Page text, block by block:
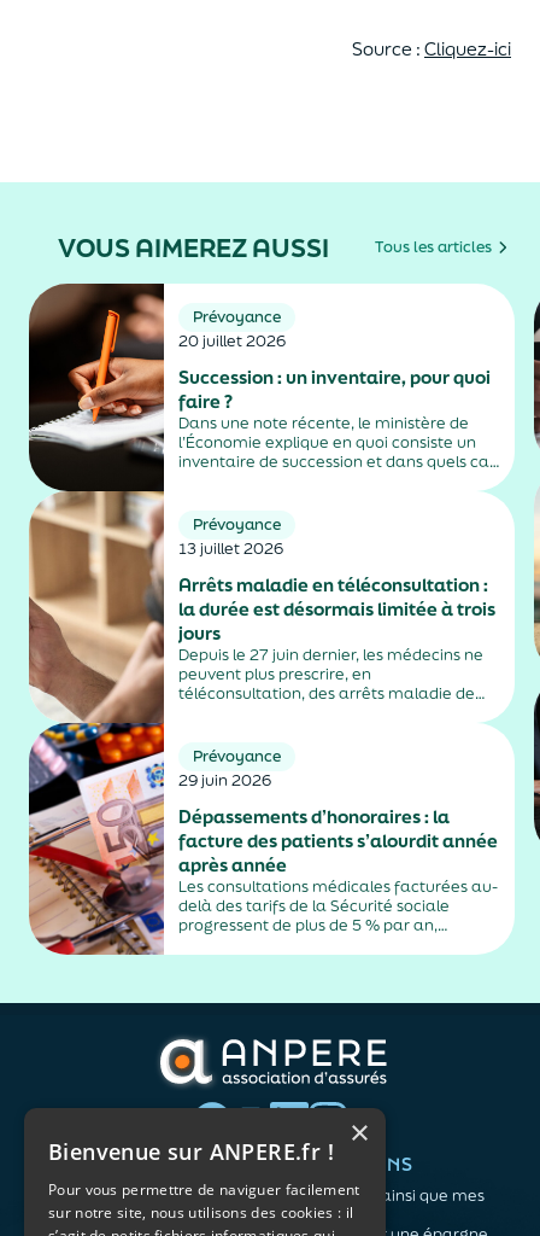
Source : Cliquez-ici
VOUS AIMEREZ AUSSI Tous les articles
Prévoyance
20 juillet 2026
Succession : un inventaire, pour quoi
faire ?
Dans une note récente, le ministère de
l’Économie explique en quoi consiste un
inventaire de succession et dans quels cas
Prévoyance
13 juillet 2026
Arrêts maladie en téléconsultation :
la durée est désormais limitée à trois
jours
Depuis le 27 juin dernier, les médecins ne
peuvent plus prescrire, en
téléconsultation, des arrêts maladie de
sociales et fiscales, s'inscrit dans un
durcissement plus...
Prévoyance
29 juin 2026
Dépassements d’honoraires : la
facture des patients s’alourdit année
après année
Les consultations médicales facturées au-
delà des tarifs de la Sécurité sociale
progressent de plus de 5 % par an,
alimentés par la montée en puissance des
QUI SOMMES-NOUS ?
L'association
Notre organisation
VOS BESOINS
Me protéger ainsi que mes
proches
×
Bienvenue sur ANPERE.fr !
Pour vous permettre de naviguer facilement
sur notre site, nous utilisons des cookies : il